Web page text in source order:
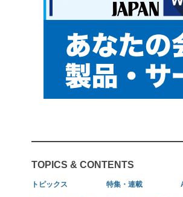
TOPICS & CONTENTS
トピックス 特集・連載